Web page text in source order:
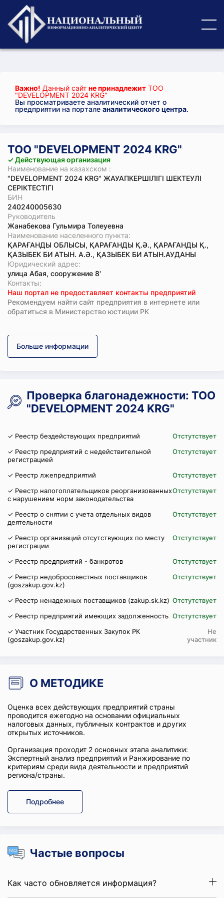
Важно! Данный сайт не принадлежит ТОО
"DEVELOPMENT 2024 KRG"
Вы просматриваете аналитический отчет о
предприятии на портале аналитического центра.
ТОО "DEVELOPMENT 2024 KRG"
✓ Действующая организация
Наименование на казахском :
"DEVELOPMENT 2024 KRG" ЖАУАПКЕРШІЛІГІ ШЕКТЕУЛІ
СЕРІКТЕСТІГІ
БИН
240240005630
Руководитель
Жанабекова Гульмира Толеуевна
Наименование населенного пункта:
ҚАРАҒАНДЫ ОБЛЫСЫ, ҚАРАҒАНДЫ Қ.Ә., ҚАРАҒАНДЫ Қ.,
ҚАЗЫБЕК БИ АТЫН. А.Ә., ҚАЗЫБЕК БИ АТЫН.АУДАНЫ
Юридический адрес:
улица Абая, сооружение 8'
Koнтaкты:
Наш портал не предоставляет контакты предприятий
Рекомендуем найти сайт предприятия в интернете или
обратиться в Министерство юстиции РК
Больше информации
Проверка благонадежности: ТОО
"DEVELOPMENT 2024 KRG"
✓ Реестр бездействующих предприятий
Отстутствует
✓ Реестр предприятий с недействительной
регистрацией
Отстутствует
✓ Реестр лжепредприятий
Отстутствует
✓ Реестр налогоплательщиков реорганизованных
с нарушением норм законодательства
Отстутствует
✓ Реестр о снятии с учета отдельных видов
деятельности
Отстутствует
✓ Реестр организаций отсутствующих по месту
регистрации
Отстутствует
✓ Реестр предприятий - банкротов
Отстутствует
✓ Реестр недобросовестных поставщиков
(goszakup.gov.kz)
Отстутствует
✓ Реестр ненадежных поставщиков (zakup.sk.kz) Отстутствует
✓ Реестр предприятий имеющих задолженность Отстутствует
✓ Участник Государственных Закупок РК
(goszakup.gov.kz)
Не
участник
О МЕТОДИКЕ
Оценка всех действующих предприятий страны
проводится ежегодно на основании официальных
налоговых данных, публичных контрактов и других
открытых источников.
Организация проходит 2 основных этапа аналитики:
Экспертный анализ предприятий и Ранжирование по
критериям среди вида деятельности и предприятий
региона/страны.
Подробнее
Частые вопросы
Как часто обновляется информация?